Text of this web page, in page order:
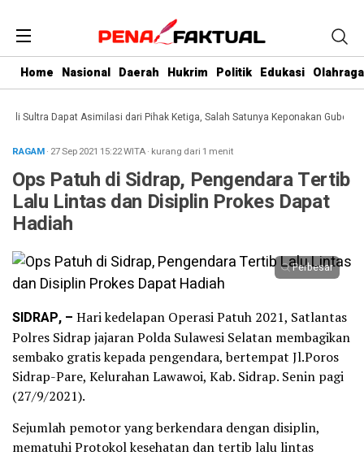
Home Nasional Daerah Hukrim Politik Edukasi Olahraga
Dapat Asimilasi dari Pihak Ketiga, Salah Satunya Keponakan Gubernur
RAGAM· 27 Sep 2021 15:22WITA· kurang dari 1 menit
Ops Patuh di Sidrap, Pengendara Tertib
Lalu Lintas dan Disiplin Prokes Dapat
Hadiah
Perbesar
SIDRAP, – Hari kedelapan Operasi Patuh 2021, Satlantas
Polres Sidrap jajaran Polda Sulawesi Selatan membagikan
sembako gratis kepada pengendara, bertempat Jl.Poros
Sidrap-Pare, Kelurahan Lawawoi, Kab. Sidrap. Senin pagi
(27/9/2021).
Sejumlah pemotor yang berkendara dengan disiplin,
mematuhi Protokol kesehatan dan tertib lalu lintas